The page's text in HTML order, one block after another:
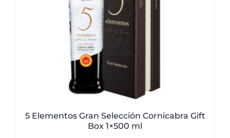
5 Elementos Gran Selección Cornicabra Gift
Box 1×500 ml